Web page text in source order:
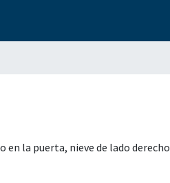
la puerta, nieve de lado derecho